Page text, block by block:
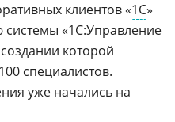
клиентов «1С»
«1С:Управление
которой
специалистов.
уже начались на